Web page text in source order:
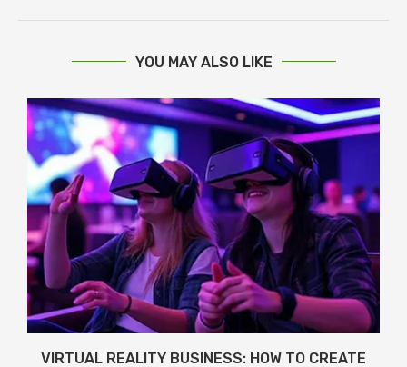
YOU MAY ALSO LIKE
VIRTUAL REALITY BUSINESS: HOW TO CREATE